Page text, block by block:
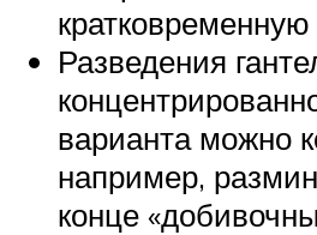
Разведения
варианта можно
например,
конце